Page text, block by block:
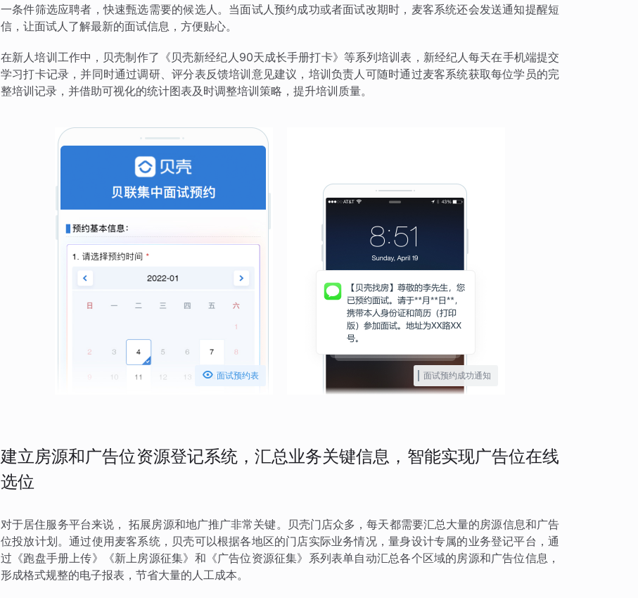
一条件筛选应聘者，快速甄选需要的候选人。当面试人预约成功或者面试改期时，麦客系统还会发送通知提醒短
信，让面试人了解最新的面试信息，方便贴心。
在新人培训工作中，贝壳制作了《贝壳新经纪人90天成长手册打卡》等系列培训表，新经纪人每天在手机端提交
学习打卡记录，并同时通过调研、评分表反馈培训意见建议，培训负责人可随时通过麦客系统获取每位学员的完
整培训记录，并借助可视化的统计图表及时调整培训策略，提升培训质量。
 面试预约表 面试预约成功通知
建立房源和广告位资源登记系统，汇总业务关键信息，智能实现广告位在线
选位
对于居住服务平台来说， 拓展房源和地广推广非常关键。贝壳门店众多，每天都需要汇总大量的房源信息和广告
位投放计划。通过使用麦客系统，贝壳可以根据各地区的门店实际业务情况，量身设计专属的业务登记平台，通
过《跑盘手册上传》《新上房源征集》和《广告位资源征集》系列表单自动汇总各个区域的房源和广告位信息，
形成格式规整的电子报表，节省大量的人工成本。